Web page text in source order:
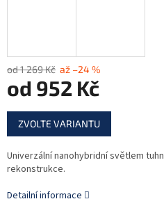
od 1 269 Kč až –24 %
od 952 Kč
Měrná
cena:
ZVOLTE VARIANTU
Univerzální nanohybridní světlem
rekonstrukce.
Detailní informace